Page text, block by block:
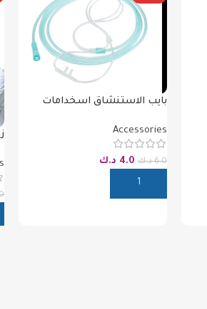
بايب الاستنشاق اسخدامات
Accessories
6.0 د.ك 4.0 د.ك
إضافة إلى السلة